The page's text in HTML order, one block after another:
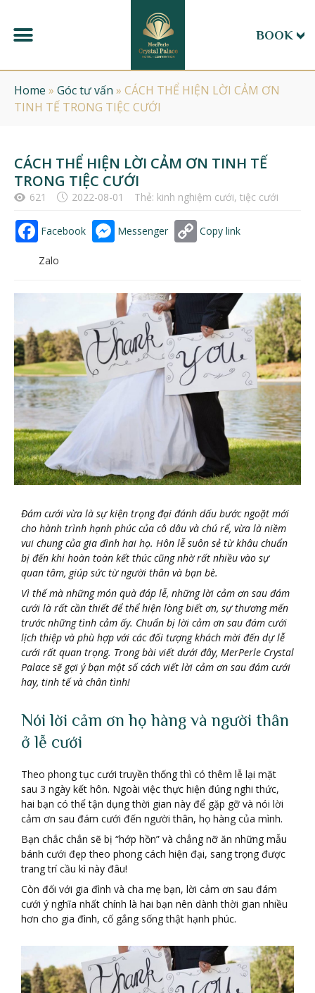
BOOK
Home » Góc tư vấn » CÁCH THỂ HIỆN LỜI CẢM ƠN
TINH TẾ TRONG TIỆC CƯỚI
CÁCH THỂ HIỆN LỜI CẢM ƠN TINH TẾ
TRONG TIỆC CƯỚI
621 2022-08-01 Thẻ: kinh nghiệm cưới, tiệc cưới
Facebook Messenger Copy link
Zalo
Đám cưới vừa là sự kiện trọng đại đánh dấu bước ngoặt mới
cho hành trình hạnh phúc của cô dâu và chú rể, vừa là niềm
vui chung của gia đình hai họ. Hôn lễ suôn sẻ từ khâu chuẩn
bị đến khi hoàn toàn kết thúc cũng nhờ rất nhiều vào sự
quan tâm, giúp sức từ người thân và bạn bè.
Vì thế mà những món quà đáp lễ, những lời cảm ơn sau đám
cưới là rất cần thiết để thể hiện lòng biết ơn, sự thương mến
trước những tình cảm ấy. Chuẩn bị lời cảm ơn sau đám cưới
lịch thiệp và phù hợp với các đối tượng khách mời đến dự lễ
cưới rất quan trọng. Trong bài viết dưới đây, MerPerle Crystal
Palace sẽ gợi ý bạn một số cách viết lời cảm ơn sau đám cưới
hay, tinh tế và chân tình!
Nói lời cảm ơn họ hàng và người thân
ở lễ cưới
Theo phong tục cưới truyền thống thì có thêm lễ lại mặt
sau 3 ngày kết hôn. Ngoài việc thực hiện đúng nghi thức,
hai bạn có thể tận dụng thời gian này để gặp gỡ và nói lời
cảm ơn sau đám cưới đến người thân, họ hàng của mình.
Bạn chắc chắn sẽ bị “hớp hồn” và chẳng nỡ ăn những mẫu
bánh cưới đẹp theo phong cách hiện đại, sang trọng được
trang trí cầu kì này đâu!
Còn đối với gia đình và cha mẹ bạn, lời cảm ơn sau đám
cưới ý nghĩa nhất chính là hai bạn nên dành thời gian nhiều
hơn cho gia đình, cố gắng sống thật hạnh phúc.